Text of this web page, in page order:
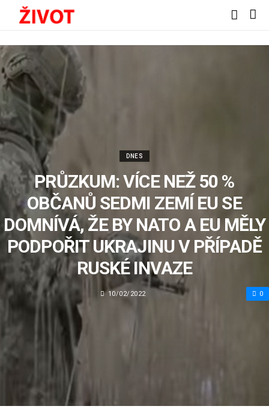
DNES
PRŮZKUM: VÍCE NEŽ 50 %
OBČANŮ SEDMI ZEMÍ EU SE
DOMNÍVÁ, ŽE BY NATO A EU MĚLY
PODPOŘIT UKRAJINU V PŘÍPADĚ
RUSKÉ INVAZE
10/02/2022 0